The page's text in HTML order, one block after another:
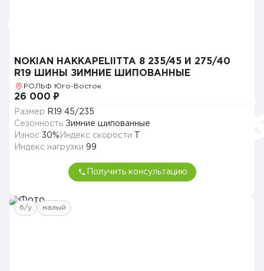
NOKIAN HAKKAPELIITTA 8 235/45 И 275/40
R19 ШИНЫ ЗИМНИЕ ШИПОВАННЫЕ
РОЛЬФ Юго-Восток
26 000 ₽
Размер
R19 45/235
Сезонность Зимние шипованные
Износ 30% Индекс скорости
Индекс нагрузки 99
Получить консультацию
б/у малый